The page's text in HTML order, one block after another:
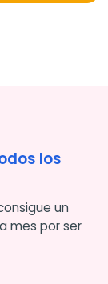
los
un
mes por ser